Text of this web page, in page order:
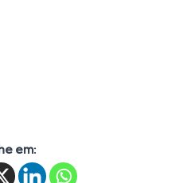
em: